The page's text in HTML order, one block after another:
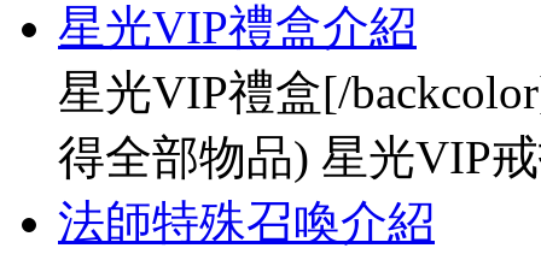
星光VIP禮盒介紹
星光VIP禮盒[/
得全部物品) 星光VIP
法師特殊召喚介紹